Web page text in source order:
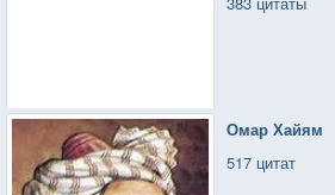
Омар Хайям
517 цитат